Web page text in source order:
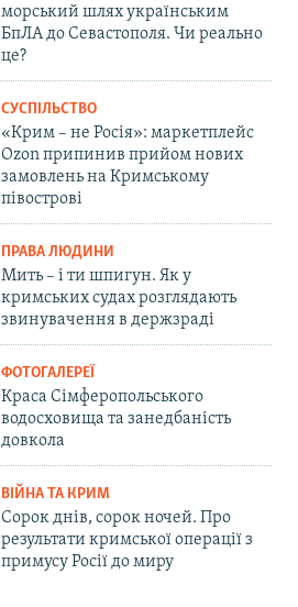
морський шлях українським
БпЛА до Севастополя. Чи реально
це?
СУСПІЛЬСТВО
«Крим – не Росія»: маркетплейс
Ozon припинив прийом нових
замовлень на Кримському
півострові
ПРАВА ЛЮДИНИ
Мить – і ти шпигун. Як у
кримських судах розглядають
звинувачення в держзраді
ФОТОГАЛЕРЕЇ
Краса Сімферопольського
водосховища та занедбаність
довкола
ВІЙНА ТА КРИМ
Сорок днів, сорок ночей. Про
результати кримської операції з
примусу Росії до миру